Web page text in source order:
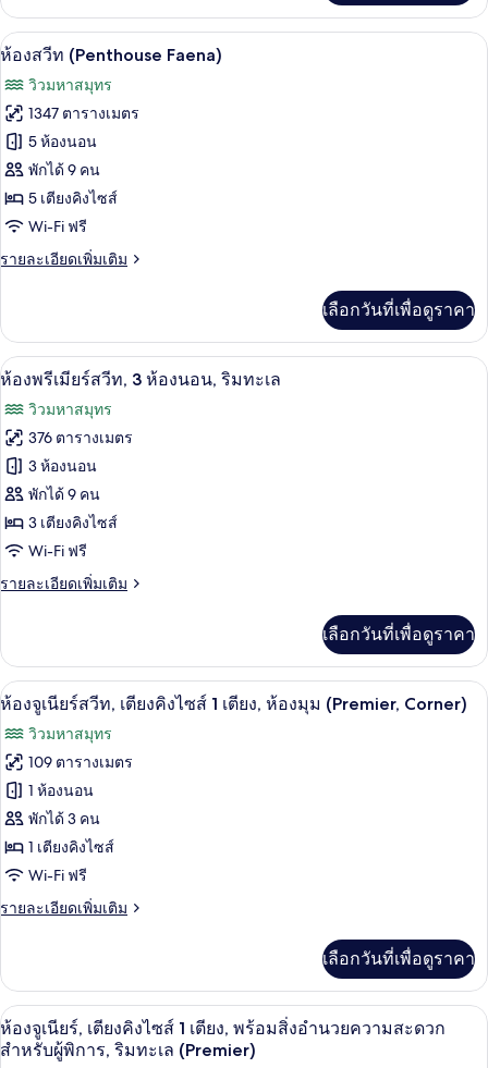
ไซส์
1
พร้อม
สิ่ง
อำนวย
ความ
สะดวก
สำหรับ
พิการ
เกี่ยว
กับ
ห้อง
เนียร์
สวี
ท,
เตียง
คิง
ไซส์
เตียง,
สิ่ง
สะดวก
สำหรับ
ผู้
พิการ
เปิด
ภาพถ่าย
ทั้งหมด
ของ
ห้อง
สวีท
(Penthouse
Faena)
ห้องสวีท (Penthouse Faena) | เครื่อ
7
ห้องสวีท (Penthouse Faena)
วิวมหาสมุทร
1347 ตารางเมตร
5 ห้องนอน
พักได้ 9 คน
5 เตียงคิงไซส์
Wi-Fi ฟรี
รายละเอียดเพิ่มเติม
ราย
เกี่ยว
กับ
ห้อง
ท
(Penthouse
Faena)
เลือกวันที่เพื่อดูราคา
เปิด
ภาพถ่าย
ทั้งหมด
ของ
ห้อง
พรีเมียร์
สวีท,
3
นอน,
ริม
ทะเล
ห้องพรีเมียร์สวีท, 3 ห้องนอน, ริมทะเล
4
ห้องพรีเมียร์สวีท, 3 ห้องนอน, ริมทะเล
วิวมหาสมุทร
376 ตารางเมตร
3 ห้องนอน
พักได้ 9 คน
3 เตียงคิงไซส์
Wi-Fi ฟรี
รายละเอียดเพิ่มเติม
ราย
เกี่ยว
กับ
ห้อง
พรีเมียร์
สวี
ท,
ห้อง
นอน,
ริม
ทะเล
เลือกวันที่เพื่อดูราคา
เปิด
ภาพถ่าย
ทั้งหมด
ของ
ห้อง
จู
เนียร์
สวีท,
คิง
ไซส์
1
เครื่องนอนระดับพรีเมียม, มินิบาร์, ตู้นิ
5
ห้องจูเนียร์สวีท, เตียงคิงไซส์ 1 เตียง, ห้องมุม (Premier, Corner)
วิวมหาสมุทร
109 ตารางเมตร
1 ห้องนอน
พักได้ 3 คน
1 เตียงคิงไซส์
Wi-Fi ฟรี
รายละเอียดเพิ่มเติม
ราย
เกี่ยว
กับ
ห้อง
จู
เลือกวันที่เพื่อดูราคา
เปิด
ภาพถ่าย
เครื่องนอนระดับพรีเมียม, มินิบาร์, ตู้นิร
2
ห้องจูเนียร์, เตียงคิงไซส์ 1 เตียง, พร้อมสิ่งอำนวยความสะดวก
สำหรับผู้พิการ, ริมทะเล (Premier)